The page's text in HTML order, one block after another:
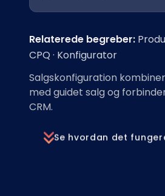
Relaterede begreber:
CPQ · Konfigurator
Salgskonfiguration
med guidet salg og
CRM.
Se hvordan det